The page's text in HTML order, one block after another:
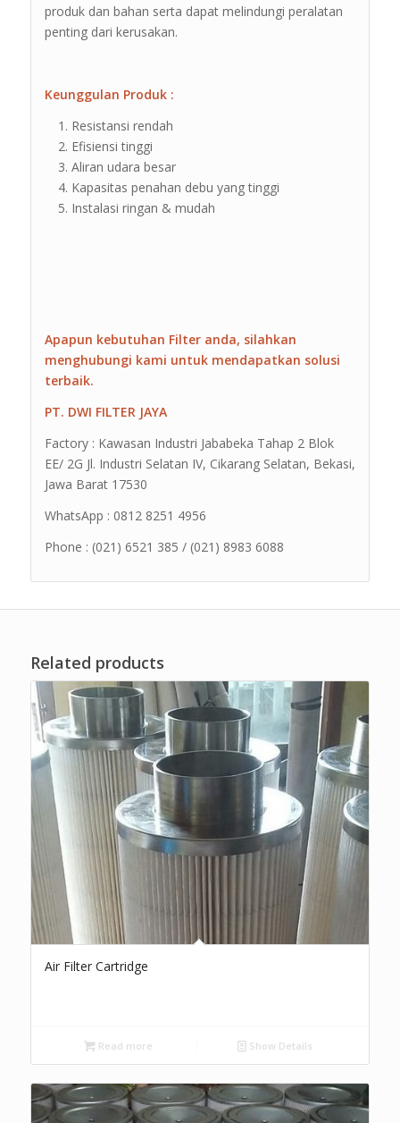
produk dan bahan serta dapat melindungi peralatan
penting dari kerusakan.
Keunggulan Produk :
Resistansi rendah
Efisiensi tinggi
Aliran udara besar
Kapasitas penahan debu yang tinggi
Instalasi ringan & mudah
Apapun kebutuhan Filter anda, silahkan
menghubungi kami untuk mendapatkan solusi
terbaik.
PT. DWI FILTER JAYA
Factory : Kawasan Industri Jababeka Tahap 2 Blok
EE/ 2G Jl. Industri Selatan IV, Cikarang Selatan, Bekasi,
Jawa Barat 17530
WhatsApp : 0812 8251 4956
Phone : (021) 6521 385 / (021) 8983 6088
Related products
Air Filter Cartridge
Read more Show Details